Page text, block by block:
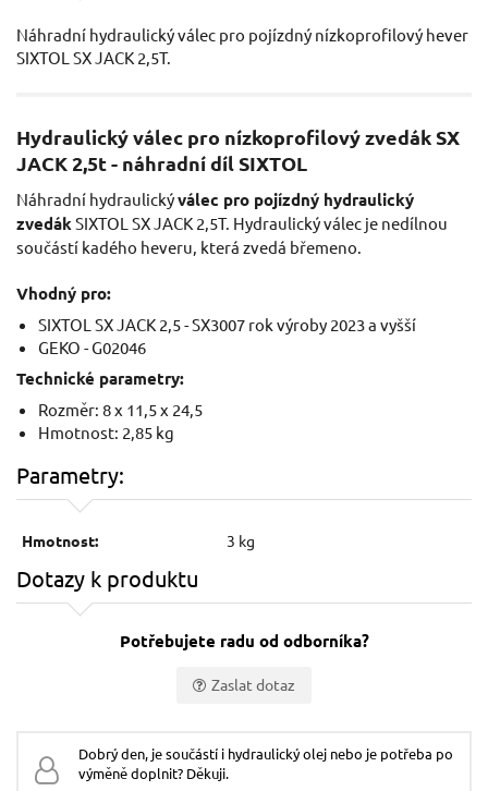
Náhradní hydraulický válec pro pojízdný nízkoprofilový hever
SIXTOL SX JACK 2,5T.
Hydraulický válec pro nízkoprofilový zvedák SX
JACK 2,5t - náhradní díl SIXTOL
Náhradní hydraulickýválec pro pojízdný hydraulický
zvedákSIXTOL SX JACK 2,5T. Hydraulický válec je nedílnou
součástí kadého heveru, která zvedá břemeno.
Vhodný pro:
SIXTOL SX JACK 2,5 - SX3007 rok výroby 2023 a vyšší
GEKO - G02046
Technické parametry:
Rozměr: 8 x 11,5 x 24,5
Hmotnost: 2,85 kg
Parametry:
Hmotnost: 3 kg
Dotazy k produktu
Potřebujete radu od odborníka?
Zaslat dotaz
Dobrý den, je součástí i hydraulický olej nebo je potřeba po
výměně doplnit? Děkuji.